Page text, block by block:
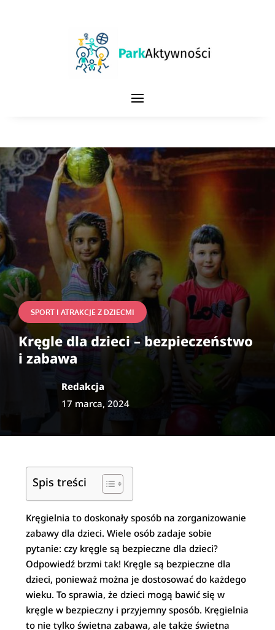
SPORT I ATRAKCJE Z DZIECMI
Kręgle dla dzieci – bezpieczeństwo
i zabawa
Redakcja
17 marca, 2024
Spis treści
Kręgielnia to doskonały sposób na zorganizowanie
zabawy dla dzieci. Wiele osób zadaje sobie
pytanie: czy kręgle są bezpieczne dla dzieci?
Odpowiedź brzmi tak! Kręgle są bezpieczne dla
dzieci, ponieważ można je dostosować do każdego
wieku. To sprawia, że dzieci mogą bawić się w
kręgle w bezpieczny i przyjemny sposób. Kręgielnia
to nie tylko świetna zabawa, ale także świetna